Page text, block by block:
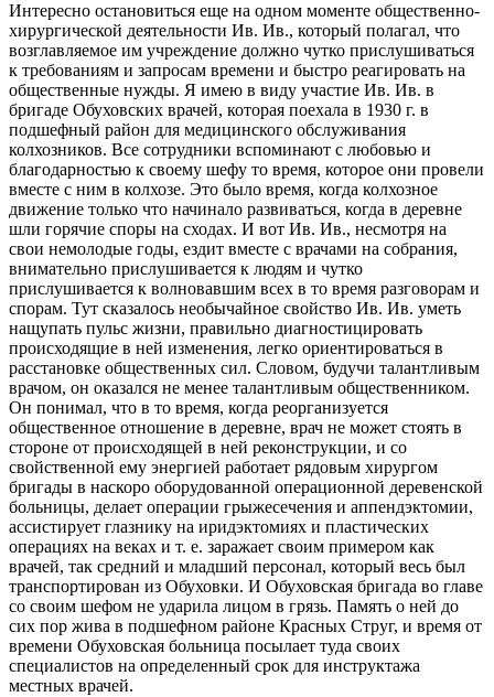
Интересно остановиться еще на одном моменте общественно-
хирургической деятельности Ив. Ив., который полагал, что
возглавляемое им учреждение должно чутко прислушиваться
к требованиям и запросам времени и быстро реагировать на
общественные нужды. Я имею в виду участие Ив. Ив. в
бригаде Обуховских врачей, которая поехала в 1930 г. в
подшефный район для медицинского обслуживания
колхозников. Все сотрудники вспоминают с любовью и
благодарностью к своему шефу то время, которое они провели
вместе с ним в колхозе. Это было время, когда колхозное
движение только что начинало развиваться, когда в деревне
шли горячие споры на сходах. И вот Ив. Ив., несмотря на
свои немолодые годы, ездит вместе с врачами на собрания,
внимательно прислушивается к людям и чутко
прислушивается к волновавшим всех в то время разговорам и
спорам. Тут сказалось необычайное свойство Ив. Ив. уметь
нащупать пульс жизни, правильно диагностицировать
происходящие в ней изменения, легко ориентироваться в
расстановке общественных сил. Словом, будучи талантливым
врачом, он оказался не менее талантливым общественником.
Он понимал, что в то время, когда реорганизуется
общественное отношение в деревне, врач не может стоять в
стороне от происходящей в ней реконструкции, и со
свойственной ему энергией работает рядовым хирургом
бригады в наскоро оборудованной операционной деревенской
больницы, делает операции грыжесечения и аппендэктомии,
ассистирует глазнику на иридэктомиях и пластических
операциях на веках и т. е. заражает своим примером как
врачей, так средний и младший персонал, который весь был
транспортирован из Обуховки. И Обуховская бригада во главе
со своим шефом не ударила лицом в грязь. Память о ней до
сих пор жива в подшефном районе Красных Струг, и время от
времени Обуховская больница посылает туда своих
специалистов на определенный срок для инструктажа
местных врачей.